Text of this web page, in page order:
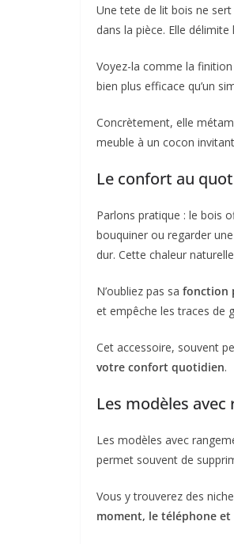
Une tete de lit bois ne
dans la pièce. Elle
Voyez-la comme la
bien plus efficace qu’un
Concrètement, elle
meuble à un cocon
Le confort au
Parlons pratique : le bois
bouquiner ou regarder
dur. Cette chaleur
N’oubliez pas sa fonction
et empêche les traces de
Cet accessoire, souvent
votre confort quotidien.
Les modèles avec
Les modèles avec
permet souvent de
Vous y trouverez des
moment, le téléphone